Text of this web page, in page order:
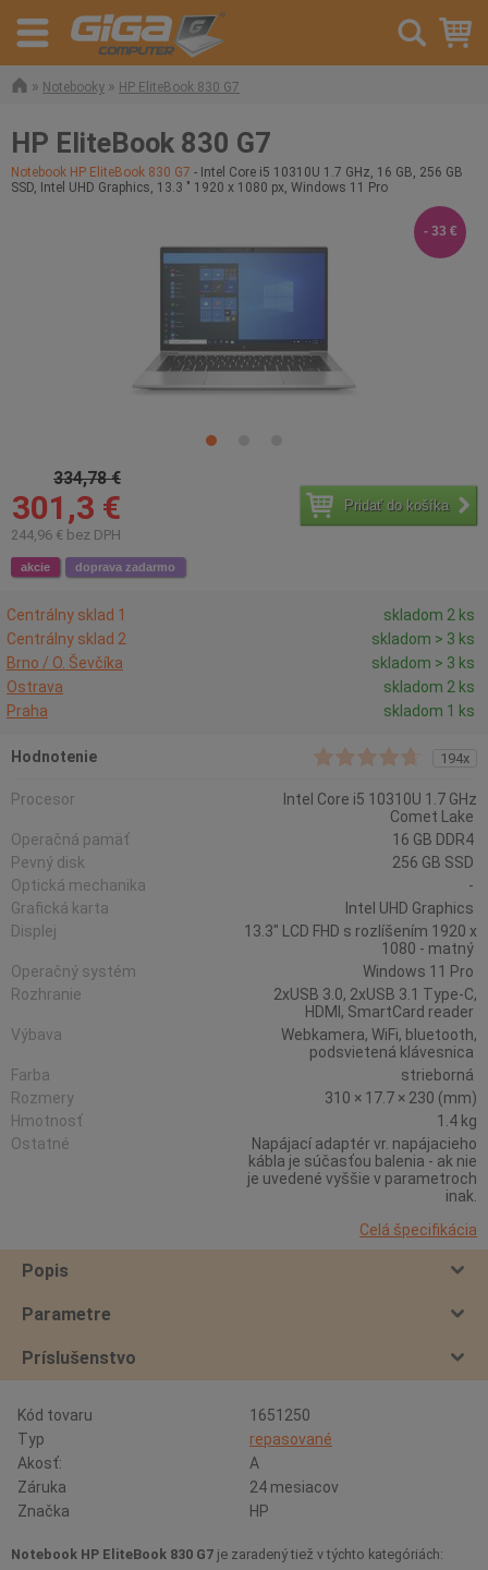
» Notebooky » HP EliteBook 830 G7
HP EliteBook 830 G7
Notebook HP EliteBook 830 G7 - Intel Core i5 10310U 1.7 GHz, 16 GB, 256 GB
SSD, Intel UHD Graphics, 13.3 " 1920 x 1080 px, Windows 11 Pro
334,78 €
301,3 €
244,96 € bez DPH
Pridať do košíka
akcie doprava zadarmo
- 33 €
Centrálny sklad 1
skladom 2 ks
Centrálny sklad 2
skladom > 3 ks
Brno / O. Ševčíka
skladom > 3 ks
Ostrava
skladom 2 ks
Praha
skladom 1 ks
Hodnotenie 194x
Procesor
Intel Core i5 10310U 1.7 GHz
Comet Lake
Operačná pamäť
16 GB DDR4
Pevný disk
256 GB SSD
Optická mechanika
-
Grafická karta
Intel UHD Graphics
Displej
13.3" LCD FHD s rozlíšením 1920 x
1080 - matný
Operačný systém
Windows 11 Pro
Rozhranie
2xUSB 3.0, 2xUSB 3.1 Type-C,
HDMI, SmartCard reader
Výbava
Webkamera, WiFi, bluetooth,
podsvietená klávesnica
Farba
strieborná
Rozmery
310 × 17.7 × 230 (mm)
Hmotnosť
1.4 kg
Ostatné
Napájací adaptér vr. napájacieho
kábla je súčasťou balenia - ak nie
je uvedené vyššie v parametroch
inak.
Celá špecifikácia
Popis
Parametre
Príslušenstvo
Kód tovaru
1651250
Typ
repasované
Akosť:
A
Záruka
24 mesiacov
Značka
HP
Notebook HP EliteBook 830 G7 je zaradený tiež v týchto kategóriách: